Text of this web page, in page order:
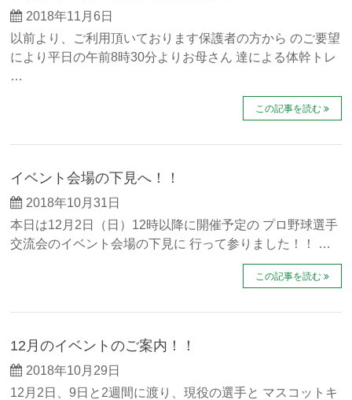
2018年11月6日
以前より、ご利用頂いております保護者の方から のご要望
により平日の午前8時30分よりお母さん 達による体幹トレ
…
この記事を読む
イベント会場の下見へ！！
2018年10月31日
本日は12月2日（日）12時以降に開催予定の プロ野球選手
交流会のイベント会場の下見に 行って参りました！！ …
この記事を読む
12月のイベントのご案内！！
2018年10月29日
12月2日、9日と2週間に渡り、現役の選手と マスコットキ